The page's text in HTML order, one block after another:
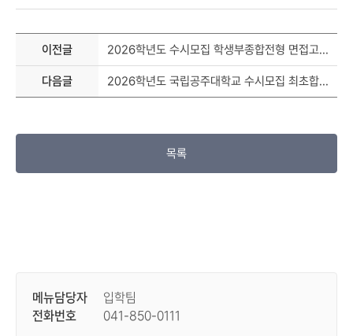
이전글 2026학년도 수시모집 학생부종합전형 면접고사 응시 확인서
다음글 2026학년도 국립공주대학교 수시모집 최초합격자 발표 안내
목록
메뉴담당자
입학팀
전화번호
041-850-0111